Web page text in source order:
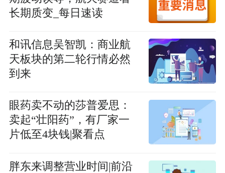
长期质变_每日速读
和讯信息吴智凯：商业航
天板块的第二轮行情必然
到来
眼药卖不动的莎普爱思：
卖起“壮阳药”，有厂家一
片低至4块钱|聚看点
胖东来调整营业时间|前沿